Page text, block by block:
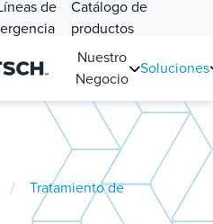
de
Catálogo de
productos
Nuestro
Negocio
Soluciones
/
Tratamiento de